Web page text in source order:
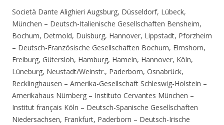
Società Dante Alighieri Augsburg, Düsseldorf, Lübeck,
München – Deutsch-Italienische Gesellschaften Bensheim,
Bochum, Detmold, Duisburg, Hannover, Lippstadt, Pforzheim
– Deutsch-Französische Gesellschaften Bochum, Elmshorn,
Freiburg, Gütersloh, Hamburg, Hameln, Hannover, Köln,
Lüneburg, Neustadt/Weinstr., Paderborn, Osnabrück,
Recklinghausen – Amerika-Gesellschaft Schleswig-Holstein –
Amerikahaus Nürnberg – Instituto Cervantes München –
Institut français Köln – Deutsch-Spanische Gesellschaften
Niedersachsen, Frankfurt, Paderborn – Deutsch-Irische